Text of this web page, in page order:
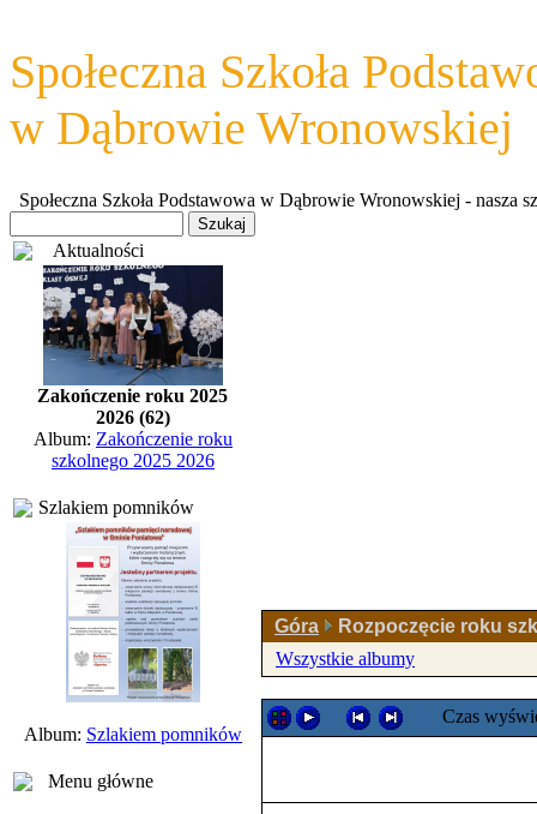
Społeczna Szkoła
w Dąbrowie Wronowskiej
Społeczna Szkoła Podstawowa w Dąbrowie Wronowskiej - nasza
Aktualności
Zakończenie roku 2025
2026 (62)
Album: Zakończenie roku
szkolnego 2025 2026
Szlakiem pomników
Album: Szlakiem pomników
Menu główne
Góra
Rozpoczęcie roku
Wszystkie albumy
Czas